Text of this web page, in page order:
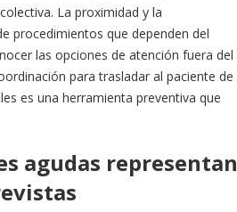
La proximidad y la
procedimientos que dependen del
las opciones de atención fuera del
para trasladar al paciente de
es una herramienta preventiva que
agudas representan